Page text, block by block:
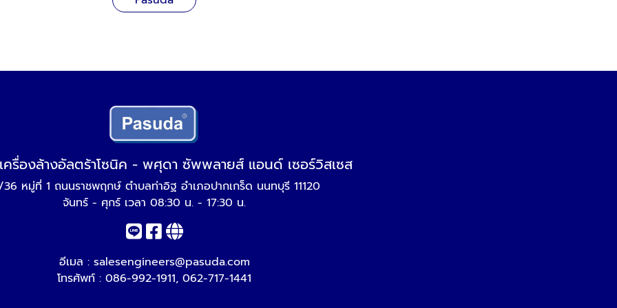
ครื่องล้างอัลตร้าโซนิค - พศุดา ซัพพลายส์ แอนด์ เซอร์วิสเซส
36 หมู่ที่ 1 ถนนราชพฤกษ์ ตำบลท่าอิฐ อำเภอปากเกร็ด นนทบุรี 11120
จันทร์ - ศุกร์ เวลา 08:30 น. - 17:30 น.
อีเมล : salesengineers@pasuda.com
โทรศัพท์ : 086-992-1911, 062-717-1441